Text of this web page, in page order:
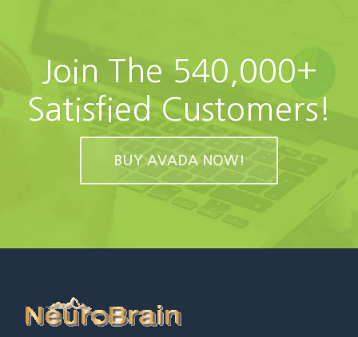
Join The 540,000+
Satisfied Customers!
BUY AVADA NOW!